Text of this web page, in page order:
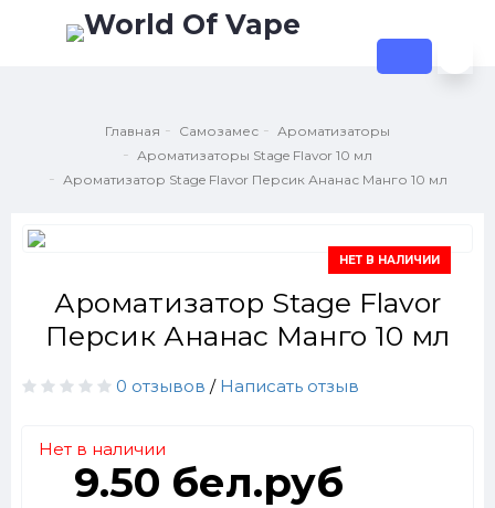
Главная Самозамес
Ароматизаторы
Ароматизаторы Stage Flavor 10 мл
Ароматизатор Stage Flavor Персик Ананас Манго 10 мл
НЕТ В НАЛИЧИИ
Ароматизатор Stage Flavor
Персик Ананас Манго 10 мл
0 отзывов / Написать отзыв
Нет в наличии
9.50 бел.руб